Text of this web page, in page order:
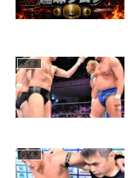
タイチ
タイチ